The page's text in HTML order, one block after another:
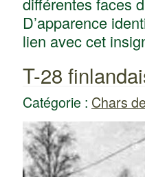
D’apparence
lien avec cet
T-28
Catégorie : Chars